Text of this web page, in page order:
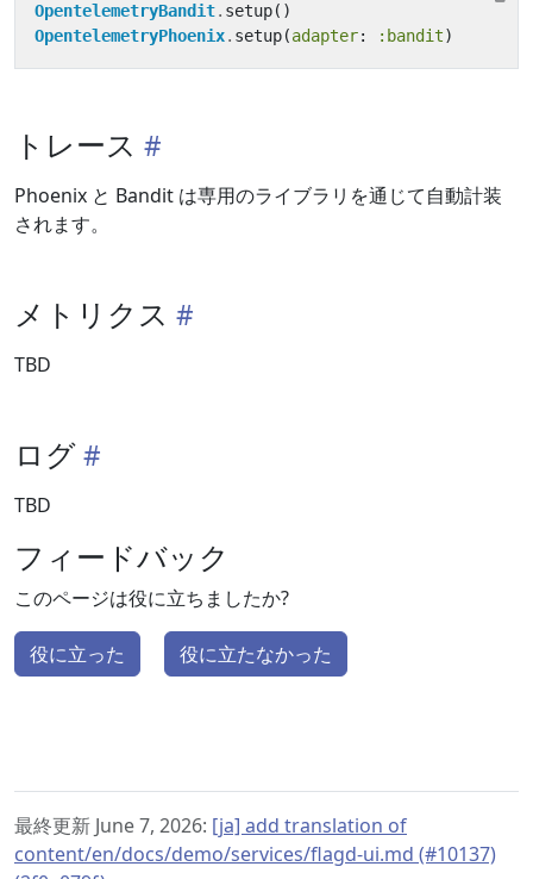
OpentelemetryBandit. setup()
OpentelemetryPhoenix. setup(adapter: :bandit)
トレース
Phoenix と Bandit は専用のライブラリを通じて自動計装
されます。
メトリクス
TBD
ログ
TBD
フィードバック
このページは役に立ちましたか?
役に立った 役に立たなかった
最終更新 June 7, 2026: [ja] add translation of
content/en/docs/demo/services/flagd-ui.md (#10137)